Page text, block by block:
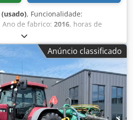
, Funcionalidade:
Ano de fabrico: 2016, horas de
, * 11.500 horas * Peso
Potência do motor 77 kW Crsdpfx
* Engate rápido hidráulico *
Anúncio classificado